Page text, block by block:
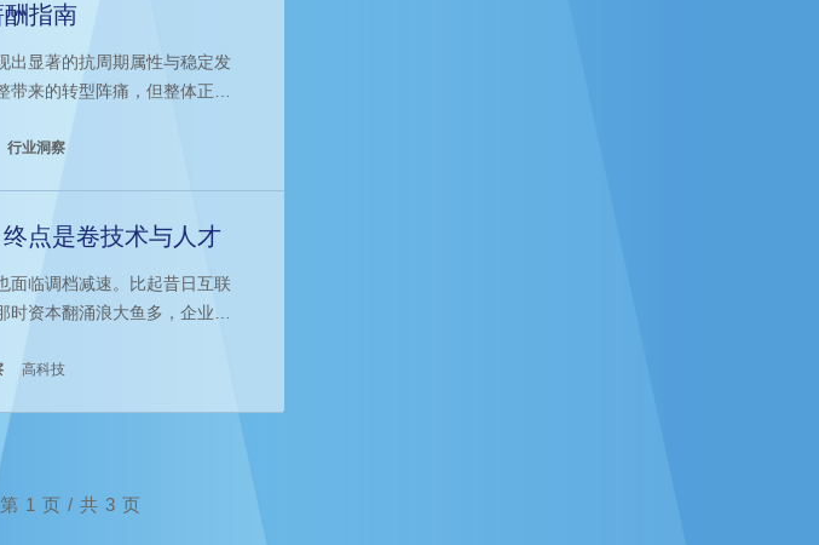
指南
出显著的抗周期属性与稳定发
来的转型阵痛，但整体正向
。
行业洞察
点是卷技术与人才
面临调档减速。比起昔日互联
资本翻涌浪大鱼多，企业之
比过去任何时候都更加艰
高科技
第 1 页 / 共 3 页